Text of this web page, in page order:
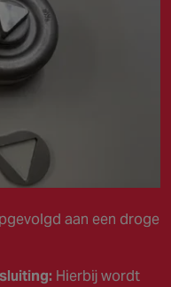
aan een droge
Hierbij wordt